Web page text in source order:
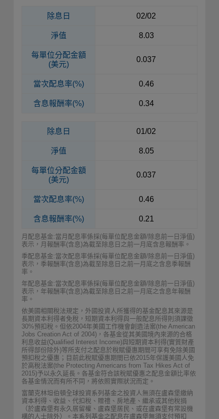
除息日 02/02
淨值 8.03
每單位分配金額
(美元)
0.037
當次配息率(%) 0.46
含息報酬率(%) 0.34
除息日 01/02
淨值 8.05
每單位分配金額
(美元)
0.037
當次配息率(%) 0.46
含息報酬率(%) 0.21
月配息基金:當月配息率係採(每單位配息金額/除息前一日淨值)
表示，月報酬率(含息)為截至除息日之前一月底含息報酬率。
季配息基金:當次配息率係採(每單位配息金額/除息前一日淨值)
表示，季報酬率(含息)為截至除息日之前一月底之含息季報酬
率。
年配息基金:當次配息率係採(每單位配息金額/除息前一日淨值)
表示，年報酬率(含息)為截至除息日之前一月底之含息年報酬
率。
依美國相關稅法規定，外國投資人所獲得的基金配息其來源是
長期資本利得者免稅，短期資本利得與一般配息所得則須課徵
30%預扣稅。但依2004年美國工作機會創造法案(the American
Jobs Creation Act of 2004)，各基金從其美國境內來源的合格
利息收益(Qualified Interest Income)與短期資本利得(實質財產
所得部份除外)等所支付之配息於稅賦優惠期間可享有免除美國
預扣稅之優惠；目前此稅賦優惠期間已依2015年保護美國人免
於高稅法案(the Protecting Americans from Tax Hikes Act of
2015)予以永久延長。各基金符合該稅賦優惠之配息金額比率依
各基金情況而有所不同，將依照實際狀況而定。
富蘭克林坦伯頓全球投資系列基金之投資人無須在盧森堡繳納
資本利得、收益、代扣稅、贈禮、房地產、繼承或其他稅捐
（於盧森堡有永久居留權、盧森堡居民、或在盧森堡有常設機
構的人士除外）。本系列基金之配息在盧森堡無須支付預扣